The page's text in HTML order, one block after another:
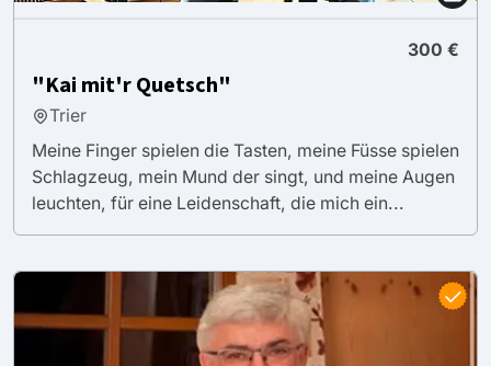
300 €
"Kai mit'r Quetsch"
Trier
Meine Finger spielen die Tasten, meine Füsse spielen
Schlagzeug, mein Mund der singt, und meine Augen
leuchten, für eine Leidenschaft, die mich ein...